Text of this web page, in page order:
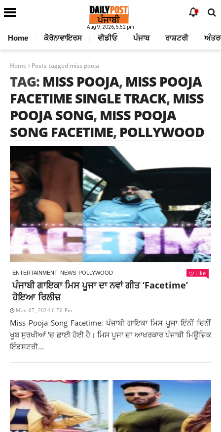
Aug 9, 2026, 5:52 pm
Home ਕੋਰੋਨਾਵਾਇਰਸ ਵੀਡੀਓ ਪੰਜਾਬ ਰਾਸ਼ਟਰੀ
Home Posts tagged miss pooja
TAG: MISS POOJA, MISS POOJA
FACETIME SINGLE TRACK, MISS
POOJA SONG, MISS POOJA
SONG FACETIME, POLLYWOOD
ENTERTAINMENT NEWS POLLYWOOD Like
ਪੰਜਾਬੀ ਗਾਇਕਾ ਮਿਸ ਪੂਜਾ ਦਾ ਨਵਾਂ ਗੀਤ ‘Facetime’
ਹੋਇਆ ਰਿਲੀਜ਼
May 07, 2024 6:50 Pm
Miss Pooja Song Facetime: ਪੰਜਾਬੀ ਗਾਇਕਾ ਮਿਸ ਪੂਜਾ ਇੰਨੀਂ ਦਿਨੀਂ
ਖੂਬ ਸੁਰਖੀਆਂ ‘ਚ ਛਾਈ ਹੋਈ ਹੈ। ਮਿਸ ਪੂਜਾ ਦਾ ਆਖਰਕਾਰ ਪੰਜਾਬੀ ਮਿਊਜ਼ਿਕ
ਇੰਡਸਟਰੀ...